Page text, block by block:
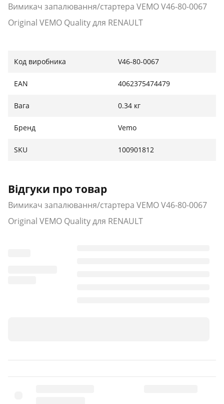
Вимикач запалювання/стартера VEMO V46-80-0067
Original VEMO Quality для RENAULT
Код виробника V46-80-0067
EAN 4062375474479
Вага 0.34 кг
Бренд Vemo
SKU 100901812
Відгуки про товар
Вимикач запалювання/стартера VEMO V46-80-0067
Original VEMO Quality для RENAULT